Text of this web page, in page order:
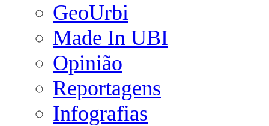
GeoUrbi
Made In UBI
Opinião
Reportagens
Infografias